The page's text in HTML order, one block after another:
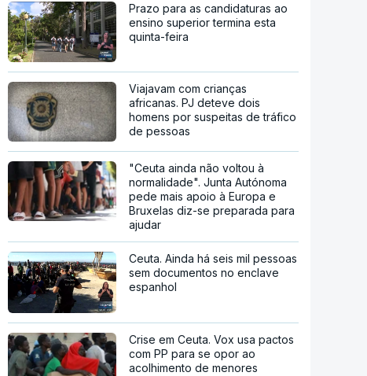
Prazo para as candidaturas ao
ensino superior termina esta
quinta-feira
Viajavam com crianças
africanas. PJ deteve dois
homens por suspeitas de tráfico
de pessoas
"Ceuta ainda não voltou à
normalidade". Junta Autónoma
pede mais apoio à Europa e
Bruxelas diz-se preparada para
ajudar
Ceuta. Ainda há seis mil pessoas
sem documentos no enclave
espanhol
Crise em Ceuta. Vox usa pactos
com PP para se opor ao
acolhimento de menores